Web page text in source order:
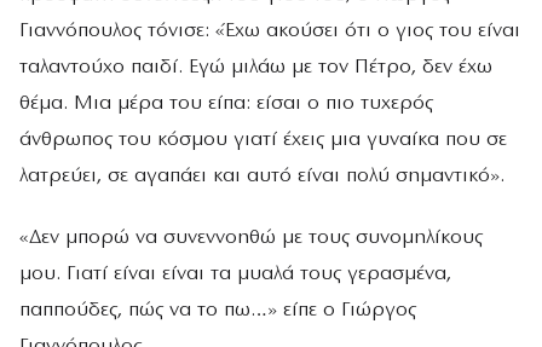
Γιαννόπουλος τόνισε: «Έχω ακούσει ότι ο γιος του είναι
ταλαντούχο παιδί. Εγώ μιλάω με τον Πέτρο, δεν έχω
θέμα. Μια μέρα του είπα: είσαι ο πιο τυχερός
άνθρωπος του κόσμου γιατί έχεις μια γυναίκα που σε
λατρεύει, σε αγαπάει και αυτό είναι πολύ σημαντικό».
«Δεν μπορώ να συνεννοηθώ με τους συνομηλίκους
μου. Γιατί είναι είναι τα μυαλά τους γερασμένα,
παππούδες, πώς να το πω…» είπε ο Γιώργος